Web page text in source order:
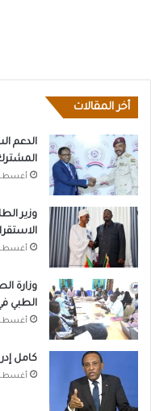
أخر المقالات
الدعم
أغسطس 7,
وزير
أغسطس 7,
وزارة
الطبي
أغسطس 7,
كامل
أغسطس 7,